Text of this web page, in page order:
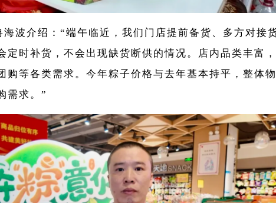
波介绍： “端午临近，我们门店提前备货、多方对接
定时补货，不会出现缺货断供的情况。店内品类丰富
购等各类需求。今年粽子价格与去年基本持平，整体
需求。”